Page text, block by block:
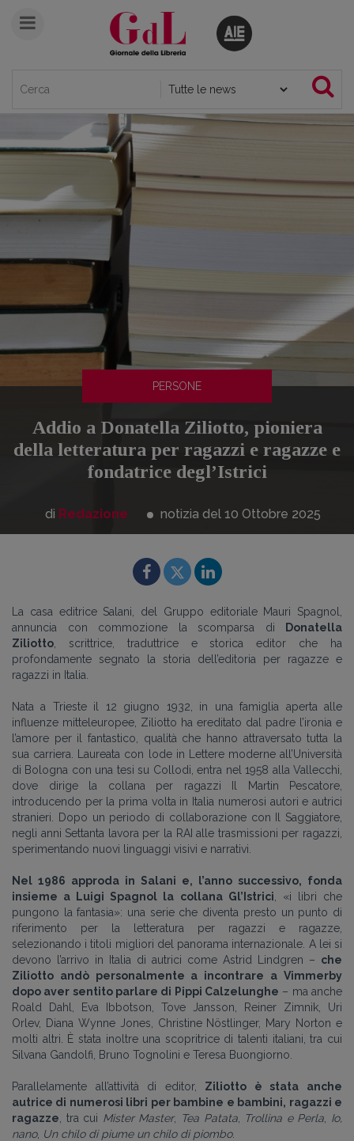
PERSONE
Addio a Donatella Ziliotto, pioniera
della letteratura per ragazzi e ragazze e
fondatrice degl’Istrici
di Redazione notizia del 10 Ottobre 2025
La casa editrice Salani, del Gruppo editoriale Mauri Spagnol,
annuncia con commozione la scomparsa di
Donatella
Ziliotto , scrittrice, traduttrice e storica editor che ha
profondamente segnato la storia dell’editoria per ragazze e
ragazzi in Italia.
Nata a Trieste il 12 giugno 1932, in una famiglia aperta alle
influenze mitteleuropee, Ziliotto ha ereditato dal padre l’ironia e
l’amore per il fantastico, qualità che hanno attraversato tutta la
sua carriera. Laureata con lode in Lettere moderne all’Università
di Bologna con una tesi su Collodi, entra nel 1958 alla Vallecchi,
dove dirige la collana per ragazzi Il Martin Pescatore,
introducendo per la prima volta in Italia numerosi autori e autrici
stranieri. Dopo un periodo di collaborazione con Il Saggiatore,
negli anni Settanta lavora per la RAI alle trasmissioni per ragazzi,
sperimentando nuovi linguaggi visivi e narrativi.
Nel 1986 approda in Salani e, l’anno successivo, fonda
insieme a Luigi Spagnol la collana Gl’Istrici , «i libri che
pungono la fantasia»: una serie che diventa presto un punto di
riferimento per la letteratura per ragazzi e ragazze,
selezionando i titoli migliori del panorama internazionale. A lei si
devono l’arrivo in Italia di autrici come Astrid Lindgren – che
Ziliotto andò personalmente a incontrare a Vimmerby
dopo aver sentito parlare di Pippi Calzelunghe – ma anche
Roald Dahl, Eva Ibbotson, Tove Jansson, Reiner Zimnik, Uri
Orlev, Diana Wynne Jones, Christine Nöstlinger, Mary Norton e
molti altri. È stata inoltre una scopritrice di talenti italiani, tra cui
Silvana Gandolfi, Bruno Tognolini e Teresa Buongiorno.
Parallelamente all’attività di editor, Ziliotto è stata anche
autrice di numerosi libri per bambine e bambini, ragazzi e
ragazze , tra cui Mister Master, Tea Patata, Trollina e Perla
Io,
nano, Un chilo di piume un chilo di piombo.